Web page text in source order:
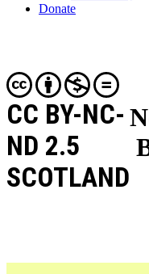
Donate
CC BY-NC-
ND 2.5
SCOTLAND